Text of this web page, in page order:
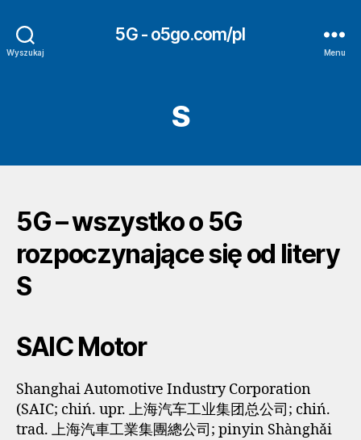
Wyszukaj
5G - o5go.com/pl
Menu
S
5G – wszystko o 5G
rozpoczynające się od litery
S
SAIC Motor
Shanghai Automotive Industry Corporation
(SAIC; chiń. upr. 上海汽车工业集团总公司; chiń.
trad. 上海汽車工業集團總公司; pinyin Shànghǎi